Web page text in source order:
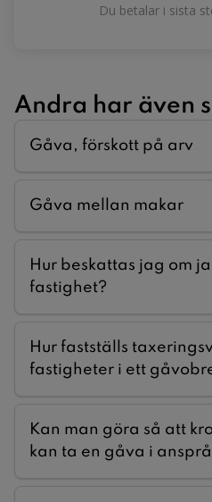
Du betalar i sista
Andra har även
Gåva, förskott på arv
Gåva mellan makar
Hur beskattas jag om
fastighet?
Hur fastställs
fastigheter i ett
Kan man göra så att
kan ta en gåva i